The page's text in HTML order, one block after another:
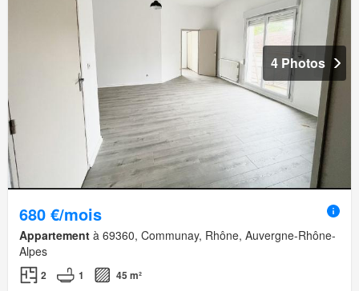
4 Photos
680 €/mois
Appartement à 69360, Communay, Rhône, Auvergne-Rhône-
Alpes
2 1 45 m²